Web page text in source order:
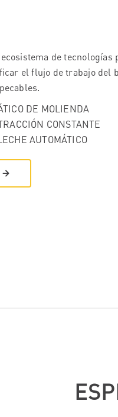
de tecnologías
el flujo de trabajo del
DE MOLIENDA
CONSTANTE
AUTOMÁTICO